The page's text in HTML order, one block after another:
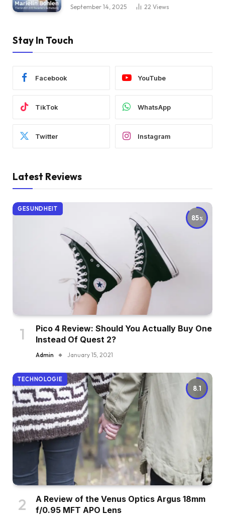
September 14, 2025 22 Views
Stay In Touch
Facebook YouTube
TikTok WhatsApp
Twitter Instagram
Latest Reviews
85
GESUNDHEIT
Pico 4 Review: Should You Actually Buy One
Instead Of Quest 2?
Admin January 15, 2021
8.1
TECHNOLOGIE
A Review of the Venus Optics Argus 18mm
f/0.95 MFT APO Lens